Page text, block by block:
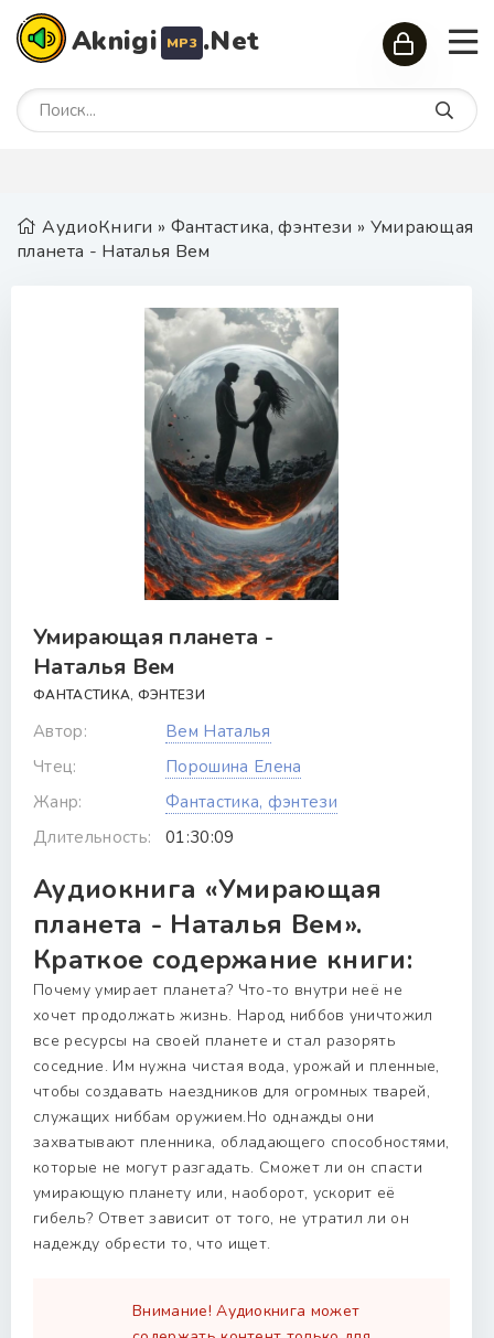
Aknigi MP3 .Net
АудиоКниги » Фантастика, фэнтези » Умирающая
планета - Наталья Вем
Умирающая планета -
Наталья Вем
ФАНТАСТИКА, ФЭНТЕЗИ
Автор:
Вем Наталья
Чтец:
Порошина Елена
Жанр:
Фантастика, фэнтези
Длительность:
01:30:09
Аудиокнига «Умирающая
планета - Наталья Вем».
Краткое содержание книги:
Почему умирает планета? Что-то внутри неё не
хочет продолжать жизнь. Народ ниббов уничтожил
все ресурсы на своей планете и стал разорять
соседние. Им нужна чистая вода, урожай и пленные,
чтобы создавать наездников для огромных тварей,
служащих ниббам оружием.Но однажды они
захватывают пленника, обладающего способностями,
которые не могут разгадать. Сможет ли он спасти
умирающую планету или, наоборот, ускорит её
гибель? Ответ зависит от того, не утратил ли он
надежду обрести то, что ищет.
Внимание! Аудиокнига может